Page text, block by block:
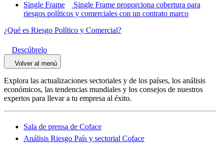
Single Frame
Single Frame proporciona cobertura para
riesgos políticos y comerciales con un contrato marco
¿Qué es Riesgo Político y Comercial?
Descúbrelo
Volver al menú
Explora las actualizaciones sectoriales y de los países, los análisis
económicos, las tendencias mundiales y los consejos de nuestros
expertos para llevar a tu empresa al éxito.
Sala de prensa de Coface
Análisis Riesgo País y sectorial Coface